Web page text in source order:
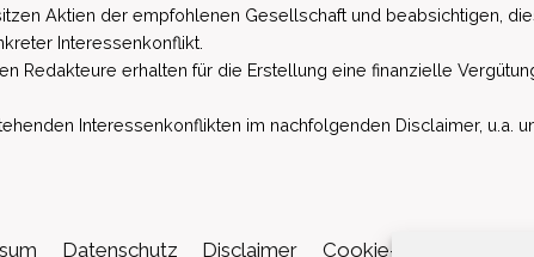
Aktien der empfohlenen Gesellschaft und beabsichtigen,
Interessenkonflikt.
Redakteure erhalten für die Erstellung eine finanzielle
Interessenkonflikten im nachfolgenden Disclaimer, u.a.
Datenschutz Disclaimer Cookie-Richtlinie (EU)